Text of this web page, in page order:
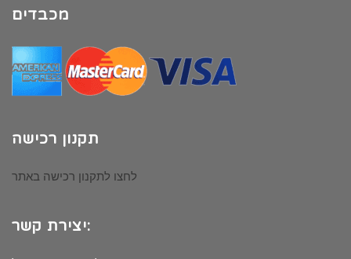
מכבדים
תקנון רכישה
לחצו לתקנון רכישה באתר
יצירת קשר: